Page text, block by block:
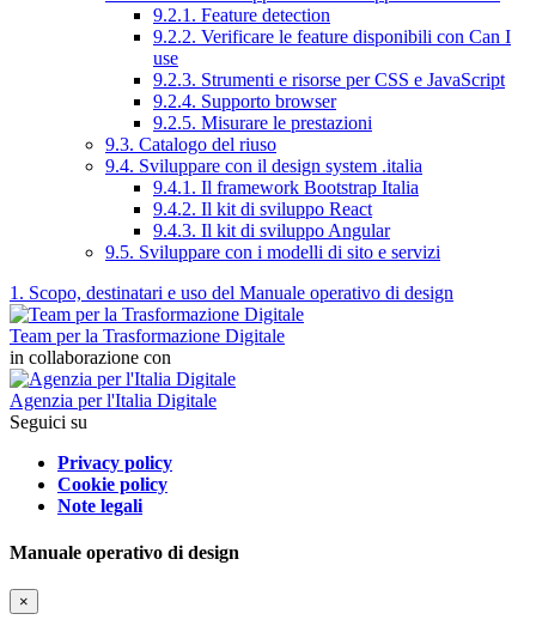
9.2.1. Feature detection
9.2.2. Verificare le feature disponibili con Can I
use
9.2.3. Strumenti e risorse per CSS e JavaScript
9.2.4. Supporto browser
9.2.5. Misurare le prestazioni
9.3. Catalogo del riuso
9.4. Sviluppare con il design system .italia
9.4.1. Il framework Bootstrap Italia
9.4.2. Il kit di sviluppo React
9.4.3. Il kit di sviluppo Angular
9.5. Sviluppare con i modelli di sito e servizi
1. Scopo, destinatari e uso del Manuale operativo di design
Team per la Trasformazione Digitale
in collaborazione con
Agenzia per l'Italia Digitale
Seguici su
Privacy policy
Cookie policy
Note legali
Manuale operativo di design
×